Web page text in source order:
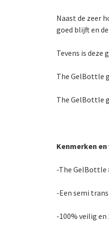
Naast de zeer
goed blijft en
Tevens is deze
The GelBottle
The GelBottle
Kenmerken
-The GelBottle
-Een semi
-100% veilig en